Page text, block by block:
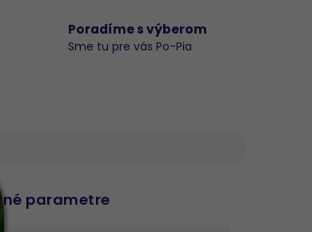
Poradíme s výberom
Sme tu pre vás Po-Pia
parametre